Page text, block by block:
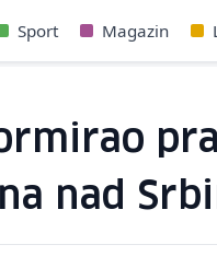
Sport Magazin
nad